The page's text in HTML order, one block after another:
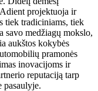
projektuoja ir
tiek tradiciniams, tiek
savo medžiagų mokslo,
aukštos kokybės
pramonės
inovacijoms ir
reputaciją tarp
pasaulyje.